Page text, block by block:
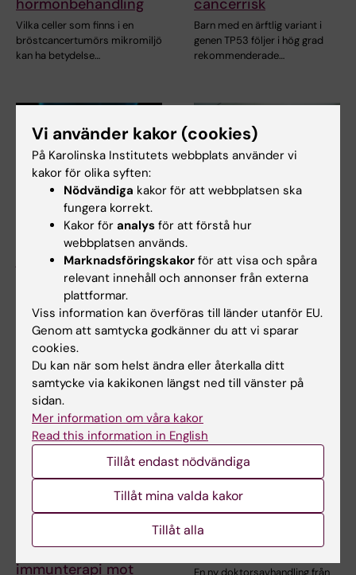
Vilka celler som finns i en
bröstcancertumörs mikromiljö
kan ha betydelse…
Barn med en ärftlig variant i
genen TP53 följer i hög grad
rekommenderade…
24 jun 2026
Kunskapsöversikt om
jodens roll i
sköldkörtelcancer
I en översiktsartikel i
tidskriften Nature Reviews
Endocrinology…
23 jun 2026
prostatacancerfall
hittas med nytt
Ett nytt blodtest kan göra det
lättare att hitta de farligaste
15 jun 2026
kan bromsa
immunterapi mot
8 jun 2026
RNA påverkar cellers
DNA-reparation
Vi använder kakor (cookies)
På Karolinska Institutets webbplats använder vi
kakor för olika syften:
Nödvändiga kakor för att webbplatsen ska
fungera korrekt.
Kakor för analys för att förstå hur
webbplatsen används.
Marknadsföringskakor för att visa och spåra
relevant innehåll och annonser från externa
plattformar.
Viss information kan överföras till länder utanför EU.
Genom att samtycka godkänner du att vi sparar
cookies.
Du kan när som helst ändra eller återkalla ditt
samtycke via kakikonen längst ned till vänster på
sidan.
Mer information om våra kakor
Read this information in English
Tillåt endast nödvändiga
Tillåt mina valda kakor
Tillåt alla